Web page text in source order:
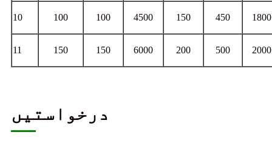
10 100 100 4500 150 450 1800
11 150 150 6000 200 500 2000
درخواستیں